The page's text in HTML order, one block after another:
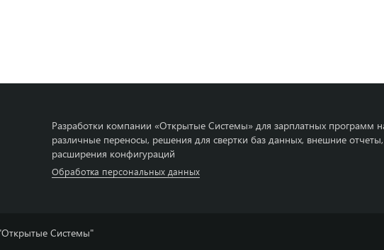
Разработки компании «Открытые Системы» для зарплатных программ
различные переносы, решения для свертки баз данных, внешние
расширения конфигураций
Обработка персональных данных
Системы"